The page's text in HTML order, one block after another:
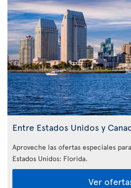
Entre Estados Unidos y
Aproveche las ofertas especiales
Estados Unidos: Florida.
Ver